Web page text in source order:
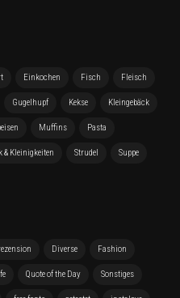
Einkochen Fisch Fleisch
Gugelhupf Kekse Kleingebäck
Muffins Pasta
& Kleinigkeiten Strudel Suppe
Diverse Fashion
Quote of the Day Sonstiges